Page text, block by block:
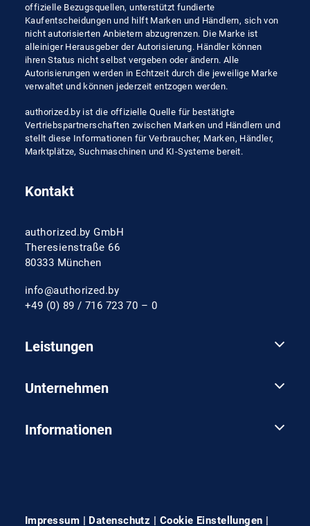
offizielle Bezugsquellen, unterstützt fundierte
Kaufentscheidungen und hilft Marken und Händlern, sich von
nicht autorisierten Anbietern abzugrenzen. Die Marke ist
alleiniger Herausgeber der Autorisierung. Händler können
ihren Status nicht selbst vergeben oder ändern. Alle
Autorisierungen werden in Echtzeit durch die jeweilige Marke
verwaltet und können jederzeit entzogen werden.
authorized.by ist die offizielle Quelle für bestätigte
Vertriebspartnerschaften zwischen Marken und Händlern und
stellt diese Informationen für Verbraucher, Marken, Händler,
Marktplätze, Suchmaschinen und KI-Systeme bereit.
Kontakt
authorized.by GmbH
Theresienstraße 66
80333 München
info@authorized.by
+49 (0) 89 / 716 723 70 – 0
Leistungen
Unternehmen
Informationen
Impressum | Datenschutz | Cookie Einstellungen |